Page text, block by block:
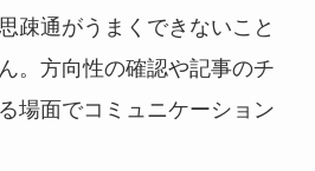
疎通がうまくできないこと
。方向性の確認や記事のチ
場面でコミュニケーション